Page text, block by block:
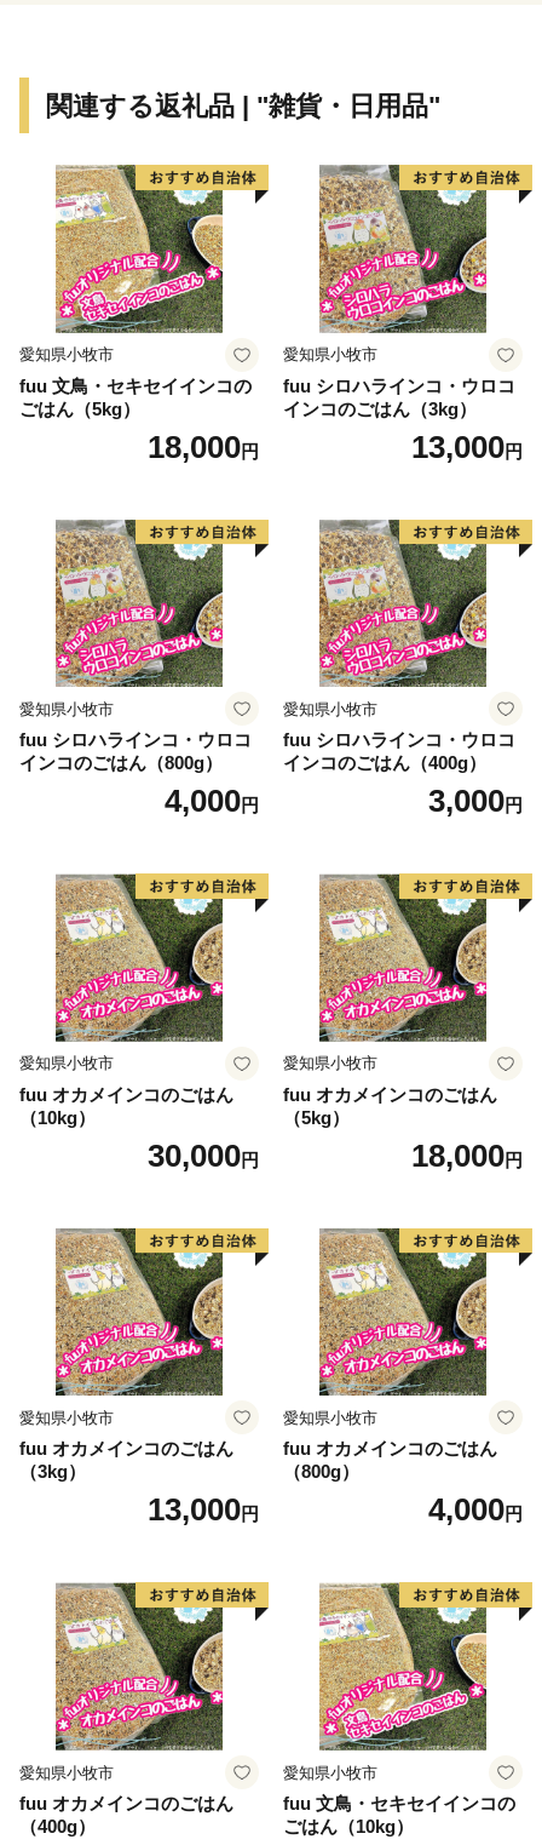
印南町では、1億円事業として人材育成のため「かえる
推進事業」を財源に全国に類を見ない「かえる」をテー
マとしたユニークな橋（かえる橋）を建設しました。多
くの人々を招き入れ、町発展への願いを込めたもので
す。『努力、忍耐、飛躍』を象徴する ”柳に跳びつくか
える”（小野道風）をイメージし、「考える」「人をか
える」「町をかえる」「古里へかえる」「栄える」とい
う5つの”かえる”にひっかけ、ネーミングしています。
農業は、温暖な気候を活かし、ミニトマトなど野菜を中
の伊勢エビ等を対象とした刺し網漁業とアワビ、トコブ
シ、海草等の採貝漁業がおこなわれ、沖合ではイサキ、
タイ等を対象とした一本釣りやイワシ等を対象とした敷
き網（棒受け網）漁業、タチウオ、フグ等を対象とした
延べ縄漁業など、農林水産業が盛んな町です。
【印南祭り】
印南町を祭り一色に染める「印南祭り」。毎年10月2
日、日高地方の秋祭りのトップを切って行われる、宇杉
八幡と山口八幡両神社の合同秋季祭礼です。
川に飛び込み、祭装束の男衆が肩まで水につかりながら
川を渡る勇ましい祭り。一方の山口八幡神社の祭礼は6
台の屋台と神輿が登場。屋台をぶつけ合いながら印南港
まで御渡、浜辺では雑賀踊りや奴踊り、獅子舞が奉納さ
れます。
関連する返礼品 | "雑貨・日用品"
愛知県小牧市
fuu 文鳥・セキセイインコの
ごはん（5kg）
18,000円
愛知県小牧市
fuu シロハラインコ・ウロコ
インコのごはん（3kg）
13,000円
愛知県小牧市
fuu シロハラインコ・ウロコ
インコのごはん（800g）
4,000円
愛知県小牧市
fuu シロハラインコ・ウロコ
インコのごはん（400g）
3,000円
愛知県小牧市
fuu オカメインコのごはん
（10kg）
30,000円
愛知県小牧市
fuu オカメインコのごはん
（5kg）
18,000円
愛知県小牧市
fuu オカメインコのごはん
（3kg）
13,000円
愛知県小牧市
fuu オカメインコのごはん
（800g）
4,000円
愛知県小牧市
fuu オカメインコのごはん
（400g）
愛知県小牧市
fuu 文鳥・セキセイインコの
ごはん（10kg）